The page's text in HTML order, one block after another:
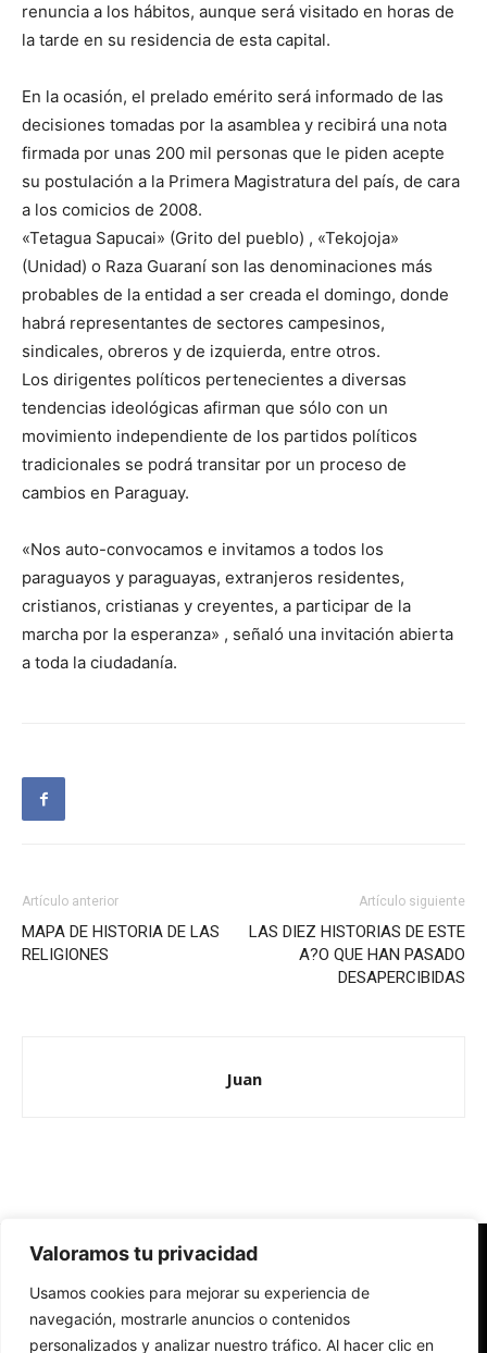
Valoramos tu privacidad
Usamos cookies para mejorar su experiencia de
navegación, mostrarle anuncios o contenidos
personalizados y analizar nuestro tráfico. Al hacer clic en
renuncia a los hábitos, aunque será visitado en horas de
la tarde en su residencia de esta capital.
En la ocasión, el prelado emérito será informado de las
decisiones tomadas por la asamblea y recibirá una nota
firmada por unas 200 mil personas que le piden acepte
su postulación a la Primera Magistratura del país, de cara
a los comicios de 2008.
«Tetagua Sapucai» (Grito del pueblo) , «Tekojoja»
(Unidad) o Raza Guaraní son las denominaciones más
probables de la entidad a ser creada el domingo, donde
habrá representantes de sectores campesinos,
sindicales, obreros y de izquierda, entre otros.
Los dirigentes políticos pertenecientes a diversas
tendencias ideológicas afirman que sólo con un
movimiento independiente de los partidos políticos
tradicionales se podrá transitar por un proceso de
cambios en Paraguay.
«Nos auto-convocamos e invitamos a todos los
paraguayos y paraguayas, extranjeros residentes,
cristianos, cristianas y creyentes, a participar de la
marcha por la esperanza» , señaló una invitación abierta
a toda la ciudadanía.
Artículo anterior
MAPA DE HISTORIA DE LAS
RELIGIONES
Artículo siguiente
LAS DIEZ HISTORIAS DE ESTE
A?O QUE HAN PASADO
DESAPERCIBIDAS
Juan
Redes Cristianas
Una mirada alternativa sobre la Iglesia católica y la sociedad
- Colectivos de Redes Cristianas